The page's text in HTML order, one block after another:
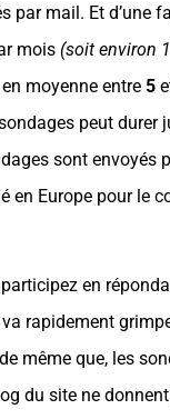
par mail. Et d’une
mois (soit environ
moyenne entre 5
peut durer
sont envoyés
en Europe pour le
en
rapidement
même que, les
du site ne